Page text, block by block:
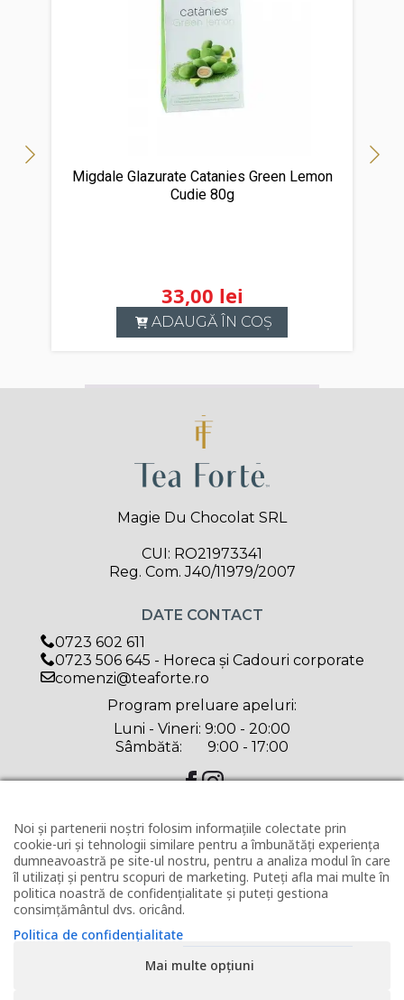
Migdale Glazurate Catanies Green Lemon
Cudie 80g
33,00 lei
ADAUGĂ ÎN COȘ
Magie Du Chocolat SRL
CUI: RO21973341
Reg. Com. J40/11979/2007
Ceai
Ceai ECO
Accesorii
Cadouri
Delicatese
Oferta săptămânii
INFORMAȚII UTILE
DATE CONTACT
0723 602 611
0723 506 645 - Horeca și Cadouri corporate
comenzi@teaforte.ro
Program preluare apeluri:
Luni - Vineri: 9:00 - 20:00
Sâmbătă: 9:00 - 17:00
Noi și partenerii noștri folosim informațiile colectate prin
cookie-uri și tehnologii similare pentru a îmbunătăți experiența
dumneavoastră pe site-ul nostru, pentru a analiza modul în care
îl utilizați și pentru scopuri de marketing. Puteți afla mai multe în
politica noastră de confidențialitate și puteți gestiona
consimțământul dvs. oricând.
Politica de confidențialitate
Mai multe opțiuni